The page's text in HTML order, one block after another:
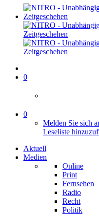
0
0
Melden Sie sich
Leseliste
Aktuell
Medien
Online
Print
Fernsehen
Radio
Recht
Politik